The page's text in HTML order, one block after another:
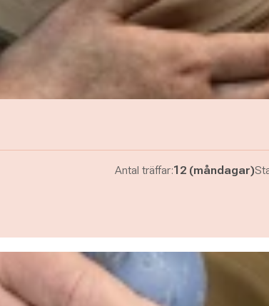
Antal träffar:12 (måndagar)